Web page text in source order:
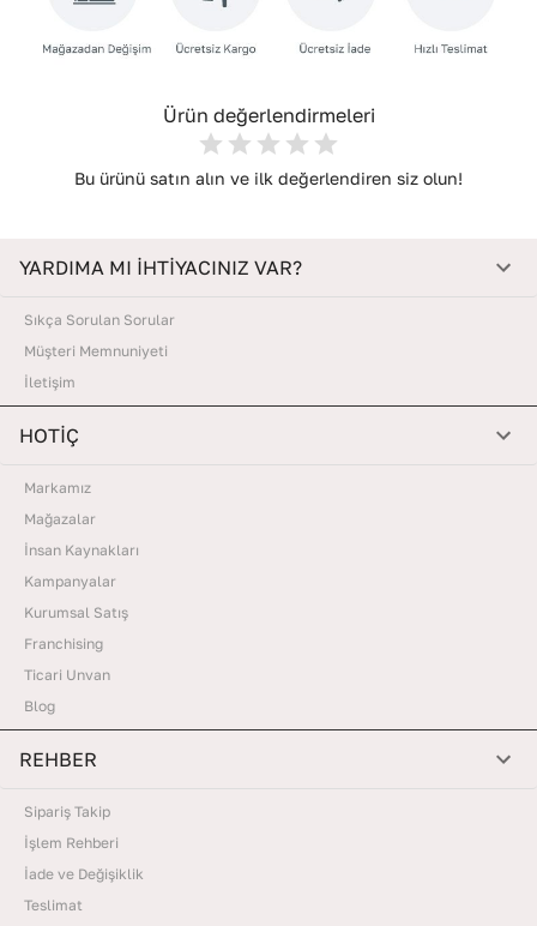
Ürün değerlendirmeleri
Bu ürünü satın alın ve ilk değerlendiren siz olun!
YARDIMA MI İHTİYACINIZ VAR?
Sıkça Sorulan Sorular
Müşteri Memnuniyeti
İletişim
HOTİÇ
Markamız
Mağazalar
İnsan Kaynakları
Kampanyalar
Kurumsal Satış
Franchising
Ticari Unvan
Blog
REHBER
Sipariş Takip
İşlem Rehberi
İade ve Değişiklik
Teslimat